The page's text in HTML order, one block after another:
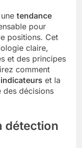
tendance
pour
positions. Cet
claire,
et des principes
comment
indicateurs et la
des décisions
détection